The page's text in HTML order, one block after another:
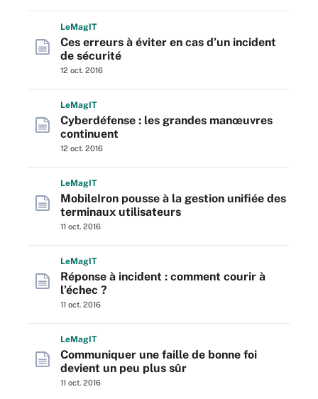
LeMagIT
Ces erreurs à éviter en cas d’un incident
de sécurité
12 oct. 2016
LeMagIT
Cyberdéfense : les grandes manœuvres
continuent
12 oct. 2016
LeMagIT
MobileIron pousse à la gestion unifiée des
terminaux utilisateurs
11 oct. 2016
LeMagIT
Réponse à incident : comment courir à
l’échec ?
11 oct. 2016
LeMagIT
Communiquer une faille de bonne foi
devient un peu plus sûr
11 oct. 2016